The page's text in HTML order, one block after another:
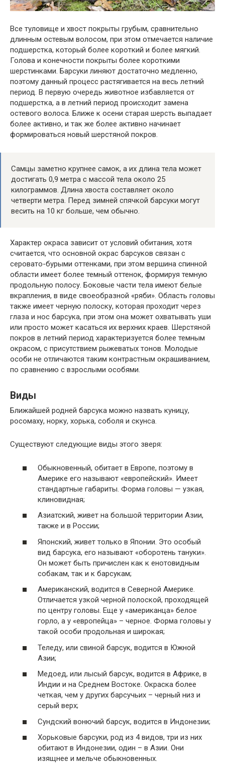
Все туловище и хвост покрыты грубым, сравнительно
длинным остевым волосом, при этом отмечается наличие
подшерстка, который более короткий и более мягкий.
Голова и конечности покрыты более короткими
шерстинками. Барсуки линяют достаточно медленно,
поэтому данный процесс растягивается на весь летний
период. В первую очередь животное избавляется от
подшерстка, а в летний период происходит замена
остевого волоса. Ближе к осени старая шерсть выпадает
более активно, и так же более активно начинает
формироваться новый шерстяной покров.
Самцы заметно крупнее самок, а их длина тела может
достигать 0,9 метра с массой тела около 25
килограммов. Длина хвоста составляет около
четверти метра. Перед зимней спячкой барсуки могут
весить на 10 кг больше, чем обычно.
Характер окраса зависит от условий обитания, хотя
считается, что основной окрас барсуков связан с
серовато-бурыми оттенками, при этом вершина спинной
области имеет более темный оттенок, формируя темную
продольную полосу. Боковые части тела имеют белые
вкрапления, в виде своеобразной «ряби». Область головы
также имеет черную полоску, которая проходит через
глаза и нос барсука, при этом она может охватывать уши
или просто может касаться их верхних краев. Шерстяной
покров в летний период характеризуется более темным
окрасом, с присутствием рыжеватых тонов. Молодые
особи не отличаются таким контрастным окрашиванием,
по сравнению с взрослыми особями.
Виды
Ближайшей родней барсука можно назвать куницу,
росомаху, норку, хорька, соболя и скунса.
Существуют следующие виды этого зверя:
Обыкновенный, обитает в Европе, поэтому в
Америке его называют «европейский». Имеет
стандартные габариты. Форма головы — узкая,
клиновидная;
Азиатский, живет на большой территории Азии,
также и в России;
Японский, живет только в Японии. Это особый
вид барсука, его называют «оборотень тануки».
Он может быть причислен как к енотовидным
собакам, так и к барсукам;
Американский, водится в Северной Америке.
Отличается узкой черной полоской, проходящей
по центру головы. Еще у «американца» белое
горло, а у «европейца» – черное. Форма головы у
такой особи продольная и широкая;
Теледу, или свиной барсук, водится в Южной
Азии;
Медоед, или лысый барсук, водится в Африке, в
Индии и на Среднем Востоке. Окраска более
четкая, чем у других барсучьих – черный низ и
серый верх;
Сундский вонючий барсук, водится в Индонезии;
Хорьковые барсуки, род из 4 видов, три из них
обитают в Индонезии, один – в Азии. Они
изящнее и мельче обыкновенных.